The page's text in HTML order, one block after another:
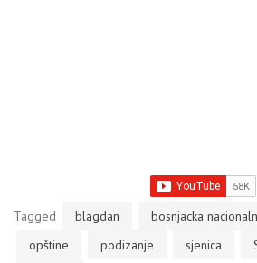
Tagged blagdan bosnjacka
opštine
podizanje sjenica